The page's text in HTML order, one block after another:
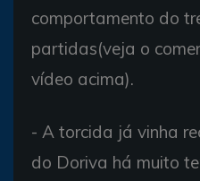
comportamento do
partidas(veja o
vídeo acima).
- A torcida já vinha
do Doriva há muito